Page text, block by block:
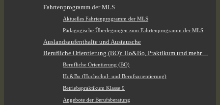
Fahrtenprogramm der MLS
Aktuelles Fahrtenprogramm der MLS
Pädagogische Überlegungen zum Fahrtenprogramm der MLS
Auslandsaufenthalte und Austausche
Berufliche Orientierung (BO): Ho&Bo, Praktikum und mehr…
Berufliche Orientierung (BO)
Ho&Bo (Hochschul- und Berufsorientierung)
Betriebspraktikum Klasse 9
Angebote der Berufsberatung